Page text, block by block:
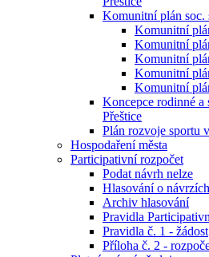
Komunitní plán soc.
Komunitní
Komunitní
Komunitní
Komunitní
Komunitní
Koncepce rodinné a
Přeštice
Plán rozvoje sportu
Hospodaření města
Participativní rozpočet
Podat návrh nelze
Hlasování o návrzích
Archiv hlasování
Pravidla
Pravidla č. 1 - žádost
Příloha č. 2 -